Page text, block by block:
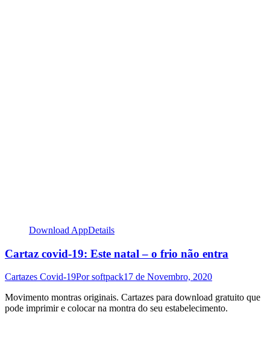
Download AppDetails
Cartaz covid-19: Este natal – o frio não entra
Cartazes Covid-19Porsoftpack17 de Novembro, 2020
Movimento montras originais. Cartazes para download gratuito que
pode imprimir e colocar na montra do seu estabelecimento.